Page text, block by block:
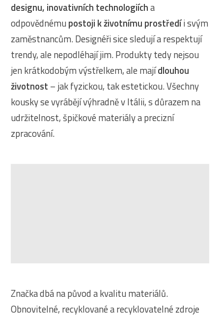
designu, inovativních technologiícha
odpovědnémupostoji k životnímu prostředíi svým
zaměstnancům. Designéři sice sledují a respektují
trendy, ale nepodléhají jim. Produkty tedy nejsou
jen krátkodobým výstřelkem, ale majídlouhou
životnost – jak fyzickou, tak estetickou. Všechny
kousky se vyrábějí výhradně v Itálii, s důrazem na
udržitelnost, špičkové materiály a precizní
zpracování.
Značka dbá na původ a kvalitu materiálů.
Obnovitelné, recyklované a recyklovatelné zdroje